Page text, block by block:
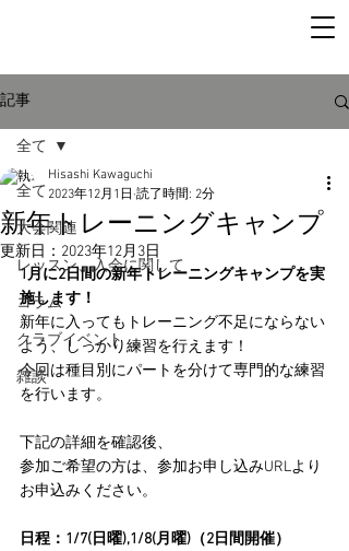
記事
全て
大会関連
レッスン、入会に関して
コラム
クラブイベント
雑談
全て
新年トレーニングキャンプ
Hisashi Kawaguchi
2023年12月1日 読了時間: 2分
更新日： 2023年12月3日
1月に2日間の新年トレーニングキャンプを実
施します！
新年に入ってもトレーニング不足にならない
よう、しっかり練習を行えます！
今回は種目別にパートを分けて専門的な練習
を行います。
下記の詳細を確認後、
参加ご希望の方は、参加お申し込みURLより
お申込みください。
日程：1/7(日曜),1/8(月曜)（2日間開催）